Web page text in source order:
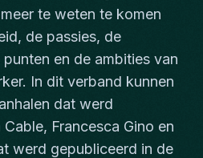
te weten te komen
de passies, de
en de ambities van
In dit verband kunnen
dat werd
Francesca Gino en
werd gepubliceerd in de